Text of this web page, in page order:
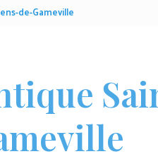
de-Gameville